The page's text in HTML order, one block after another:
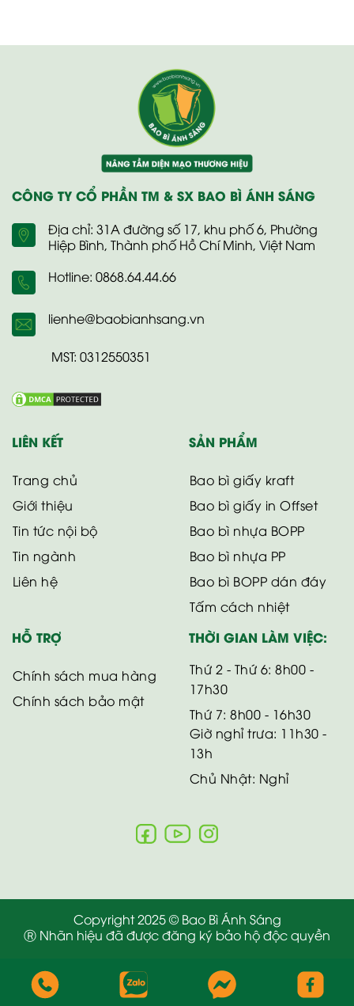
CÔNG TY CỔ PHẦN TM & SX BAO BÌ ÁNH SÁNG
Địa chỉ: 31A đường số 17, khu phố 6, Phường
Hiệp Bình, Thành phố Hồ Chí Minh, Việt Nam
Hotline: 0868.64.44.66
lienhe@baobianhsang.vn
MST: 0312550351
LIÊN KẾT
Trang chủ
Giới thiệu
Tin tức nội bộ
Tin ngành
Liên hệ
SẢN PHẨM
Bao bì giấy kraft
Bao bì giấy in Offset
Bao bì nhựa BOPP
Bao bì nhựa PP
Bao bì BOPP dán đáy
Tấm cách nhiệt
HỖ TRỢ
Chính sách mua hàng
Chính sách bảo mật
THỜI GIAN LÀM VIỆC:
Thứ 2 - Thứ 6: 8h00 -
17h30
Thứ 7: 8h00 - 16h30
Giờ nghỉ trưa: 11h30 -
13h
Chủ Nhật: Nghỉ
Copyright 2025 © Bao Bì Ánh Sáng
Ⓡ Nhãn hiệu đã được đăng ký bảo hộ độc quyền